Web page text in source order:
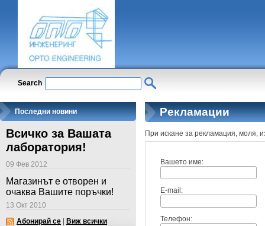
Search
Последни новини
Всичко за Вашата
лаборатория!
09 Фев 2012
Магазинът е отворен и
очаква Вашите поръчки!
13 Окт 2010
Абонирай се
Виж всички
Рекламации
При искане за рекламация, моля,
Вашето име:
E-mail:
Телефон: